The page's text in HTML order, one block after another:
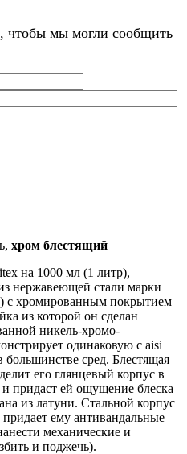
чтобы мы могли сообщить
хром блестящий
на 1000 мл (1 литр),
нержавеющей стали марки
хромированным покрытием
из которой он сделан
никель-хромо-
одинаковую с aisi
большинстве сред. Блестящая
его глянцевый корпус в
придаст ей ощущение блеска
из латуни. Стальной корпус
ему антивандальные
механические и
и поджечь).